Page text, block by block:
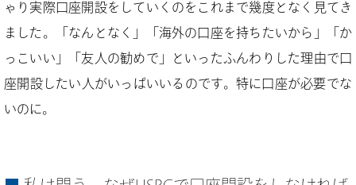
ゃり実際口座開設をしていくのをこれまで幾度となく見てき
ました。「なんとなく」「海外の口座を持ちたいから」「か
っこいい」「友人の勧めで」といったふんわりした理由で口
座開設したい人がいっぱいいるのです。特に口座が必要でな
いのに。